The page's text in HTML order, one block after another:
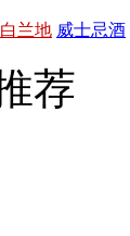
白兰地 威士忌酒
荐